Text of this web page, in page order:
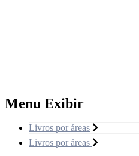
Menu Exibir
Livros por áreas
Livros por áreas